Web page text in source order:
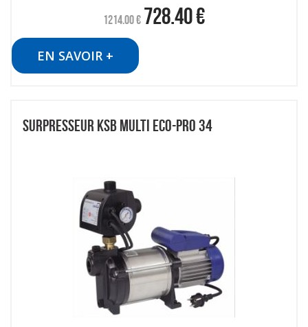
1214.00€ 728.40€
EN SAVOIR +
SURPRESSEUR KSB MULTI ECO-PRO 34